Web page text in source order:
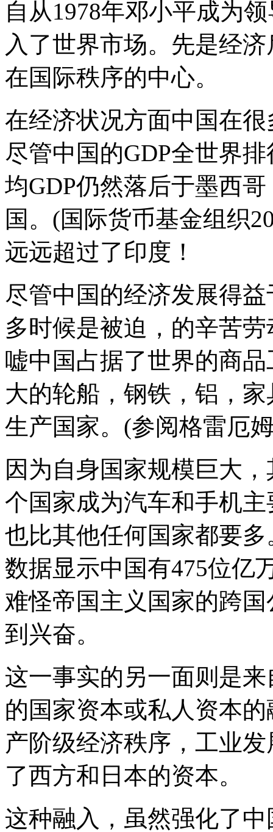
自从1978年邓小平成为
入了世界市场。先是经
在国际秩序的中心。
在经济状况方面中国在
尽管中国的GDP全世界
均GDP仍然落后于墨西
国。(国际货币基金组织
远远超过了印度！
尽管中国的经济发展得
多时候是被迫，的辛苦
嘘中国占据了世界的商
大的轮船，钢铁，铝，
生产国家。(参阅格雷厄
因为自身国家规模巨大
个国家成为汽车和手机
也比其他任何国家都要
数据显示中国有475位亿
难怪帝国主义国家的跨
到兴奋。
这一事实的另一面则是
的国家资本或私人资本
产阶级经济秩序，工业
了西方和日本的资本。
这种融入，虽然强化了